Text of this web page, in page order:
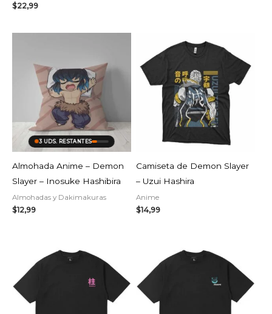
$22,99
3 UDS. RESTANTES
Almohada Anime – Demon
Slayer – Inosuke Hashibira
Almohadas y Dakimakuras
$12,99
Camiseta de Demon Slayer
– Uzui Hashira
Anime
$14,99